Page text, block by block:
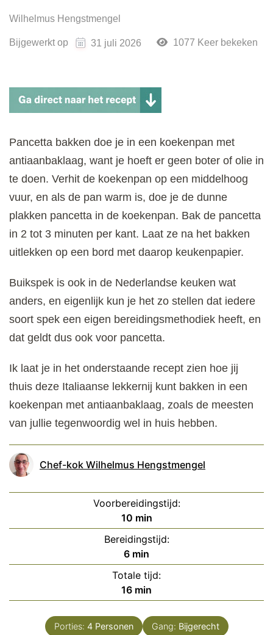
Wilhelmus Hengstmengel
Bijgewerkt op 31 juli 2026 1077 Keer bekeken
Pancetta bakken doe je in een koekenpan met
antiaanbaklaag, want je hoeft er geen boter of olie in
te doen. Verhit de koekenpan op een middelhoog
vuur, en als de pan warm is, doe je de dunne
plakken pancetta in de koekenpan. Bak de pancetta
in 2 tot 3 minuten per kant. Laat ze na het bakken
uitlekken op een bord met daarop keukenpapier.
Buikspek is ook in de Nederlandse keuken wat
anders, en eigenlijk kun je het zo stellen dat iedere
soort spek een eigen bereidingsmethodiek heeft, en
dat geldt dus ook voor pancetta.
Ik laat je in het onderstaande recept zien hoe jij
thuis deze Italiaanse lekkernij kunt bakken in een
koekenpan met antiaanbaklaag, zoals de meesten
van jullie tegenwoordig wel in huis hebben.
Chef-kok Wilhelmus Hengstmengel
Voorbereidingstijd:
10minuten
min
Bereidingstijd:
6minuten
min
Totale tijd:
16minuten
min
Porties: 4 Personen Gang: Bijgerecht